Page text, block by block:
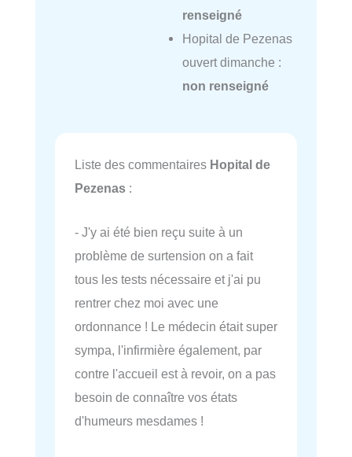
renseigné
Hopital de Pezenas
ouvert dimanche :
non renseigné
Liste des commentaires Hopital de
Pezenas :
- J'y ai été bien reçu suite à un
problème de surtension on a fait
tous les tests nécessaire et j'ai pu
rentrer chez moi avec une
ordonnance ! Le médecin était super
sympa, l'infirmière également, par
contre l'accueil est à revoir, on a pas
besoin de connaître vos états
d'humeurs mesdames !